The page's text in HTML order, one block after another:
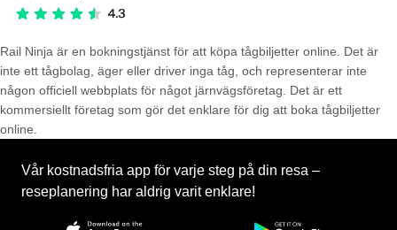
Rail Ninja är en bokningstjänst för att köpa tågbiljetter online. Det är
inte ett tågbolag, äger eller driver inga tåg, och representerar inte
någon officiell webbplats för något järnvägsföretag. Det är ett
kommersiellt företag som gör det enklare för dig att boka tågbiljetter
online.
Vår kostnadsfria app för varje steg på din resa –
reseplanering har aldrig varit enklare!